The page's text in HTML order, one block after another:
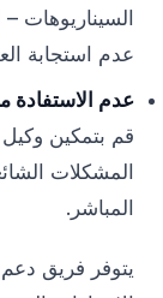
السيناريوهات –
عدم استجابة
عدم الاستفادة
قم بتمكين
المشكلات
المباشر.